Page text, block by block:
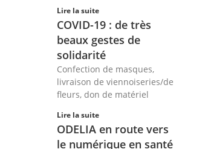
Lire la suite
COVID-19 : de très
beaux gestes de
solidarité
Confection de masques,
livraison de viennoiseries/de
fleurs, don de matériel
Lire la suite
ODELIA en route vers
le numérique en santé